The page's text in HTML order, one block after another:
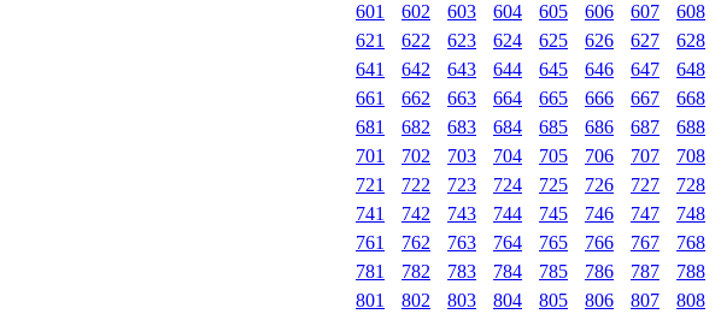
601
602 603 604 605 606 607 608
621
622 623 624 625 626 627 628
641
642 643 644 645 646 647 648
661
662 663 664 665 666 667 668
681
682 683 684 685 686 687 688
701
702 703 704 705 706 707 708
721
722 723 724 725 726 727 728
741
742 743 744 745 746 747 748
761
762 763 764 765 766 767 768
781
782 783 784 785 786 787 788
801
802 803 804 805 806 807 808